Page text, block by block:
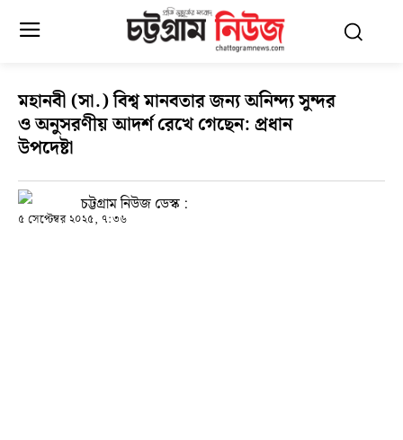
মহানবী (সা.) বিশ্ব মানবতার জন্য অনিন্দ্য সুন্দর
ও অনুসরণীয় আদর্শ রেখে গেছেন: প্রধান
উপদেষ্টা
চট্টগ্রাম নিউজ ডেস্ক :
৫ সেপ্টেম্বর ২০২৫, ৭:৩৬